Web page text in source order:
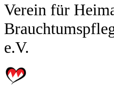
Verein für
e.V.